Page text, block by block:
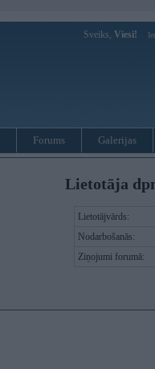
Sveiks, Viesi!
Forums Galerijas
Lietotāja
Lietotājvārds:
Nodarbošanās:
Ziņojumi forumā: